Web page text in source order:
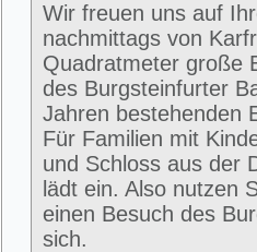
Wir freuen uns auf
nachmittags von
Quadratmeter große
des Burgsteinfurter
Jahren bestehenden
Für Familien mit
und Schloss aus der
lädt ein. Also nutzen
einen Besuch des
sich.